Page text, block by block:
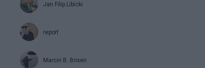
Jan Filip Libicki
report
Marcin B. Brixen